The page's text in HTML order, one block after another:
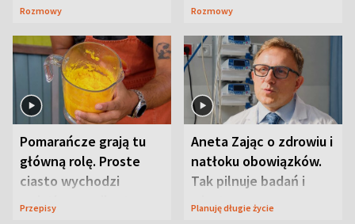
Rozmowy Rozmowy
Pomarańcze grają tu
główną rolę. Proste
ciasto wychodzi
wyjątkowo wilgotne
Przepisy
Aneta Zając o zdrowiu i
natłoku obowiązków.
Tak pilnuje badań i
wizyt
Planuję długie życie